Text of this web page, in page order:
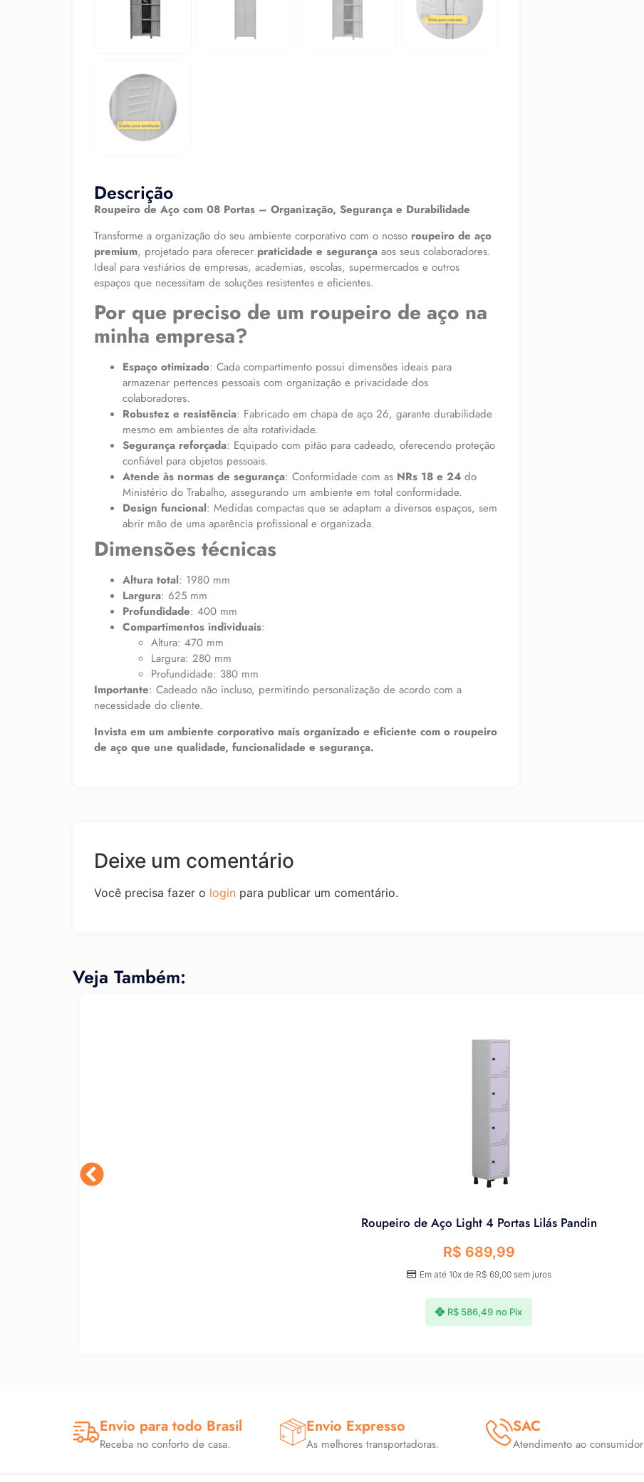
Descrição
Roupeiro de Aço com 08 Portas – Organização, Segurança e Durabilidade
Transforme a organização do seu ambiente corporativo com o nosso roupeiro de aço
premium, projetado para oferecer praticidade e segurança aos seus colaboradores.
Ideal para vestiários de empresas, academias, escolas, supermercados e outros
espaços que necessitam de soluções resistentes e eficientes.
Por que preciso de um roupeiro de aço na
minha empresa?
Espaço otimizado: Cada compartimento possui dimensões ideais para
armazenar pertences pessoais com organização e privacidade dos
colaboradores.
Robustez e resistência: Fabricado em chapa de aço 26, garante durabilidade
mesmo em ambientes de alta rotatividade.
Segurança reforçada: Equipado com pitão para cadeado, oferecendo proteção
confiável para objetos pessoais.
Atende às normas de segurança: Conformidade com as NRs 18 e 24 do
Ministério do Trabalho, assegurando um ambiente em total conformidade.
Design funcional: Medidas compactas que se adaptam a diversos espaços, sem
abrir mão de uma aparência profissional e organizada.
Dimensões técnicas
Altura total: 1980 mm
Largura: 625 mm
Profundidade: 400 mm
Compartimentos individuais:
Altura: 470 mm
Largura: 280 mm
Profundidade: 380 mm
Importante: Cadeado não incluso, permitindo personalização de acordo com a
necessidade do cliente.
Invista em um ambiente corporativo mais organizado e eficiente com o roupeiro
de aço que une qualidade, funcionalidade e segurança.
Deixe um comentário
Você precisa fazer o login para publicar um comentário.
Veja Também:
Roupeiro de Aço Light 4 Portas Lilás Pandin
R$ 689,99
Em até 10x de R$ 69,00sem juros
R$ 586,49 no Pix
Envio para todo Brasil
Receba no conforto de casa.
Envio Expresso
As melhores transportadoras.
SAC
Atendimento ao consumidor